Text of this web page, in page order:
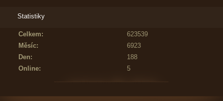
Statistiky
Online: 5
Celkem:
623539
Měsíc:
6923
Den:
188